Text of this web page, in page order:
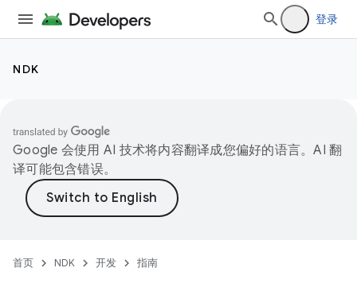
登录
NDK
Google 会使用 AI 技术将内容翻译成您偏好的语言。AI 翻
译可能包含错误。
首页 NDK 开发 指南